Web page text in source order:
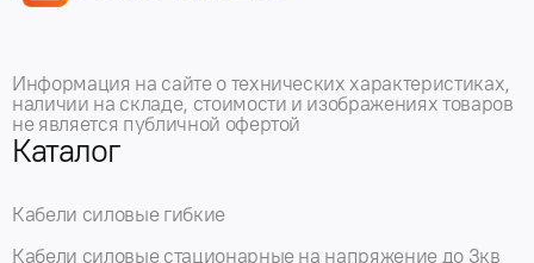
Информация на сайте о технических характеристиках,
наличии на складе, стоимости и изображениях товаров
не является публичной офертой
Каталог
Кабели силовые гибкие
Кабели силовые стационарные на напряжение до 3кв